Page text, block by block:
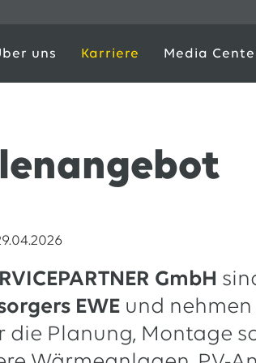
uns Karriere Media
GmbH
EWE und nehmen
die Planung, Montage